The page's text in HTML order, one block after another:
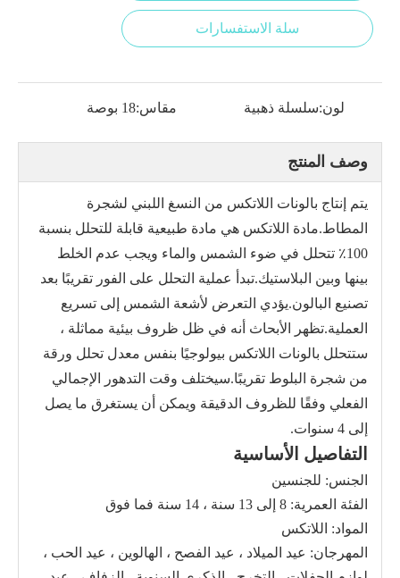
سلة الاستفسارات
مقاس:18 بوصة لون:سلسلة ذهبية
وصف المنتج
يتم إنتاج بالونات اللاتكس من النسغ اللبني لشجرة
المطاط.مادة اللاتكس هي مادة طبيعية قابلة للتحلل بنسبة
100٪ تتحلل في ضوء الشمس والماء ويجب عدم الخلط
بينها وبين البلاستيك.تبدأ عملية التحلل على الفور تقريبًا بعد
تصنيع البالون.يؤدي التعرض لأشعة الشمس إلى تسريع
العملية.تظهر الأبحاث أنه في ظل ظروف بيئية مماثلة ،
ستتحلل بالونات اللاتكس بيولوجيًا بنفس معدل تحلل ورقة
من شجرة البلوط تقريبًا.سيختلف وقت التدهور الإجمالي
الفعلي وفقًا للظروف الدقيقة ويمكن أن يستغرق ما يصل
إلى 4 سنوات.
التفاصيل الأساسية
الجنس: للجنسين
الفئة العمرية: 8 إلى 13 سنة ، 14 سنة فما فوق
المواد: اللاتكس
المهرجان: عيد الميلاد ، عيد الفصح ، الهالوين ، عيد الحب ،